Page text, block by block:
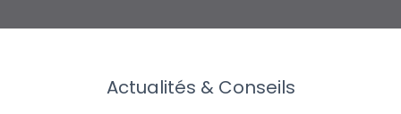
Actualités & Conseils